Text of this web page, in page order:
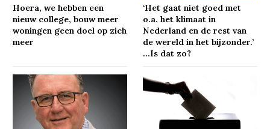
Hoera, we hebben een
nieuw college, bouw meer
woningen geen doel op zich
meer
‘Het gaat niet goed met
o.a. het klimaat in
Nederland en de rest van
de wereld in het bijzonder.’
…Is dat zo?